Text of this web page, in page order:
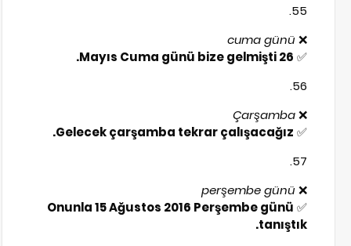
❌
cuma günü
✅
26 Mayıs Cuma günü bize gelmişti.
❌
Çarşamba
✅
Gelecek çarşamba tekrar çalışacağız.
❌
perşembe günü
✅
Onunla 15 Ağustos 2016 Perşembe günü
tanıştık.